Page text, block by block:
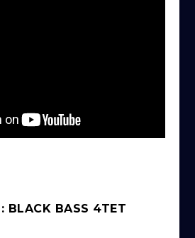
: BLACK BASS 4TET